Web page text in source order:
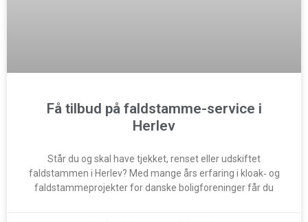
Få tilbud på faldstamme-service i
Herlev
Står du og skal have tjekket, renset eller udskiftet
faldstammen i Herlev? Med mange års erfaring i kloak‑ og
faldstammeprojekter for danske boligforeninger får du